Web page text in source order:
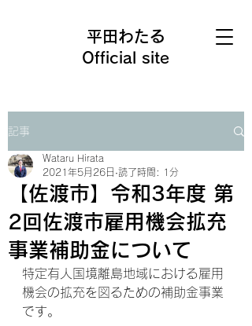
平田わたる
Official site
記事
【佐渡市】令和3年度 第
2回佐渡市雇用機会拡充
事業補助金について
Wataru Hirata
2021年5月26日 読了時間: 1分
特定有人国境離島地域における雇用
機会の拡充を図るための補助金事業
です。